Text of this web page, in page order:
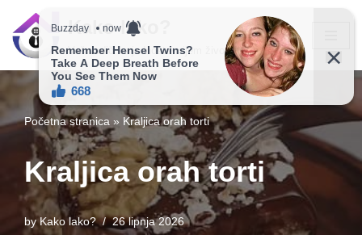
Skip
content
Kako lako?
Vaš vodič ka jednostavnijem životu!
Početna stranica » Kraljica orah torti
Kraljica orah torti
byKako lako? 26 lipnja 2026